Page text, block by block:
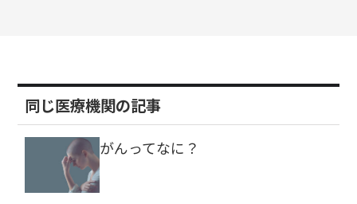
同じ医療機関の記事
がんってなに？